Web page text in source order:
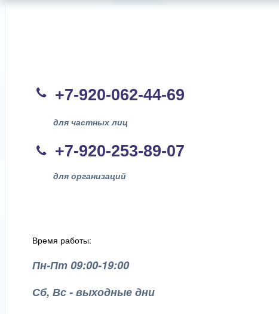
+7-920-062-44-69
для частных лиц
+7-920-253-89-07
для организаций
Время работы:
Пн-Пт 09:00-19:00
Сб, Вс - выходные дни